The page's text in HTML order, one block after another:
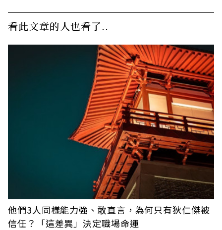
看此文章的人也看了..
他們3人同樣能力強、敢直言，為何只有狄仁傑被
信任？「這差異」決定職場命運